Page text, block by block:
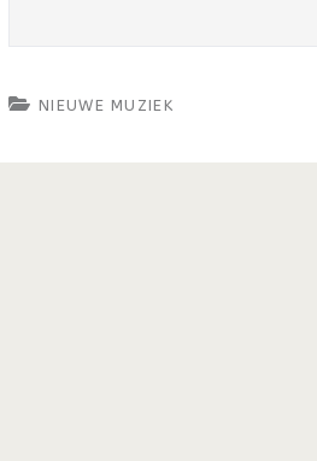
NIEUWE MUZIEK